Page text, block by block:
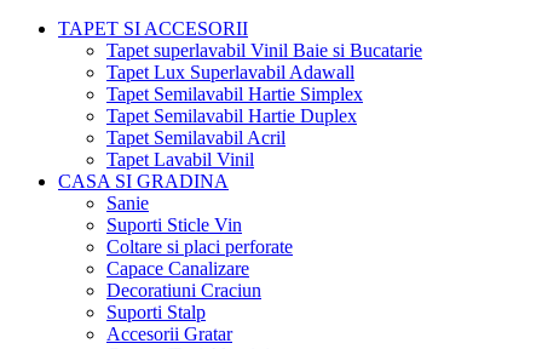
TAPET SI ACCESORII
Tapet superlavabil Vinil Baie si Bucatarie
Tapet Lux Superlavabil Adawall
Tapet Semilavabil Hartie Simplex
Tapet Semilavabil Hartie Duplex
Tapet Semilavabil Acril
Tapet Lavabil Vinil
CASA SI GRADINA
Sanie
Suporti Sticle Vin
Coltare si placi perforate
Capace Canalizare
Decoratiuni Craciun
Suporti Stalp
Accesorii Gratar